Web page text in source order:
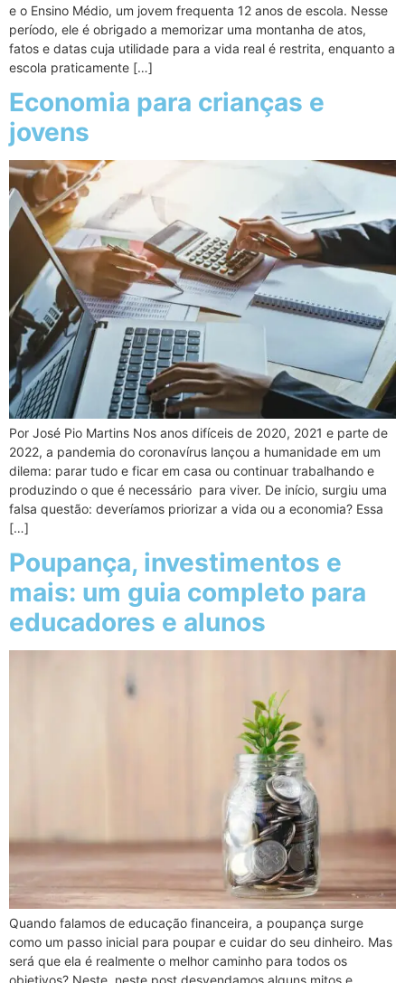
e o Ensino Médio, um jovem frequenta 12 anos de escola. Nesse
período, ele é obrigado a memorizar uma montanha de atos,
fatos e datas cuja utilidade para a vida real é restrita, enquanto a
escola praticamente […]
Economia para crianças e
jovens
Por José Pio Martins Nos anos difíceis de 2020, 2021 e parte de
2022, a pandemia do coronavírus lançou a humanidade em um
dilema: parar tudo e ficar em casa ou continuar trabalhando e
produzindo o que é necessário para viver. De início, surgiu uma
falsa questão: deveríamos priorizar a vida ou a economia? Essa
[…]
Poupança, investimentos e
mais: um guia completo para
educadores e alunos
Quando falamos de educação financeira, a poupança surge
como um passo inicial para poupar e cuidar do seu dinheiro. Mas
será que ela é realmente o melhor caminho para todos os
objetivos? Neste neste post desvendamos alguns mitos e